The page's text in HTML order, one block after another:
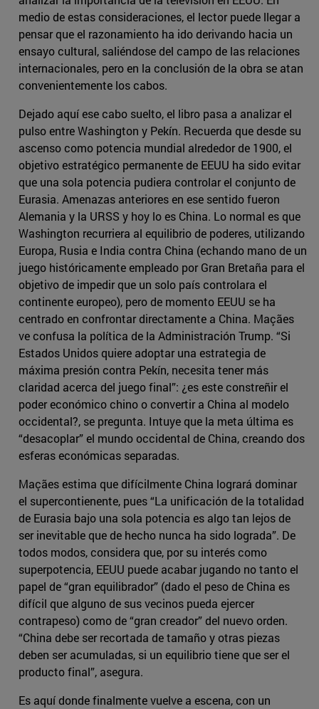
medio de estas consideraciones, el lector puede llegar a
pensar que el razonamiento ha ido derivando hacia un
ensayo cultural, saliéndose del campo de las relaciones
internacionales, pero en la conclusión de la obra se atan
convenientemente los cabos.
Dejado aquí ese cabo suelto, el libro pasa a analizar el
pulso entre Washington y Pekín. Recuerda que desde su
ascenso como potencia mundial alrededor de 1900, el
objetivo estratégico permanente de EEUU ha sido evitar
que una sola potencia pudiera controlar el conjunto de
Eurasia. Amenazas anteriores en ese sentido fueron
Alemania y la URSS y hoy lo es China. Lo normal es que
Washington recurriera al equilibrio de poderes, utilizando
Europa, Rusia e India contra China (echando mano de un
juego históricamente empleado por Gran Bretaña para el
objetivo de impedir que un solo país controlara el
continente europeo), pero de momento EEUU se ha
centrado en confrontar directamente a China. Maçães
ve confusa la política de la Administración Trump. “Si
Estados Unidos quiere adoptar una estrategia de
máxima presión contra Pekín, necesita tener más
claridad acerca del juego final”: ¿es este constreñir el
poder económico chino o convertir a China al modelo
occidental?, se pregunta. Intuye que la meta última es
“desacoplar” el mundo occidental de China, creando dos
esferas económicas separadas.
Maçães estima que difícilmente China logrará dominar
el supercontienente, pues “La unificación de la totalidad
de Eurasia bajo una sola potencia es algo tan lejos de
ser inevitable que de hecho nunca ha sido lograda”. De
todos modos, considera que, por su interés como
superpotencia, EEUU puede acabar jugando no tanto el
papel de “gran equilibrador” (dado el peso de China es
difícil que alguno de sus vecinos pueda ejercer
contrapeso) como de “gran creador” del nuevo orden.
“China debe ser recortada de tamaño y otras piezas
deben ser acumuladas, si un equilibrio tiene que ser el
producto final”, asegura.
Es aquí donde finalmente vuelve a escena, con un